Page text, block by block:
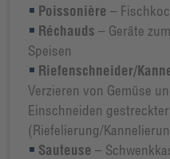
Poissonière –
Réchauds – Geräte
Speisen
Riefenschneider/
Verzieren von Gemüse
Einschneiden
(Riefelierung/
Sauteuse –